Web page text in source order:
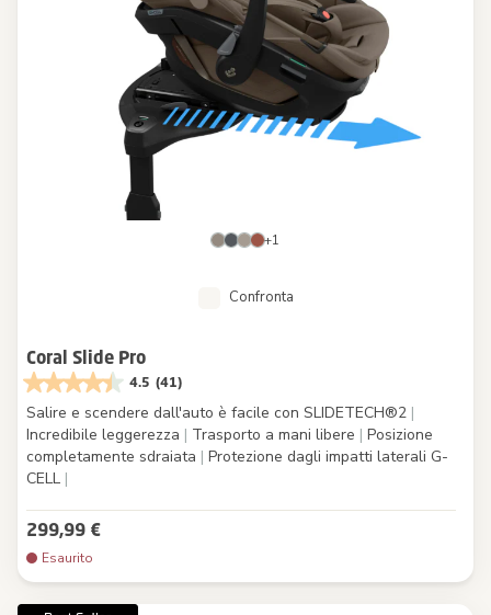
+1
Confronta
Coral Slide Pro
4.5 (41)
Salire e scendere dall'auto è facile con SLIDETECH®2 |
Incredibile leggerezza | Trasporto a mani libere | Posizione
completamente sdraiata | Protezione dagli impatti laterali G-
CELL |
299,99 €
Esaurito